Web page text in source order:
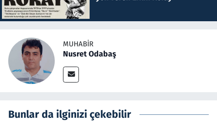
MUHABIR
Nusret Odabaş
Bunlar da ilginizi çekebilir